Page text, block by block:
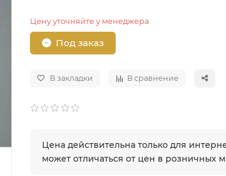
Цену уточняйте у менеджера
Под заказ
В закладки В сравнение
Цена действительна только для
может отличаться от цен в розничных